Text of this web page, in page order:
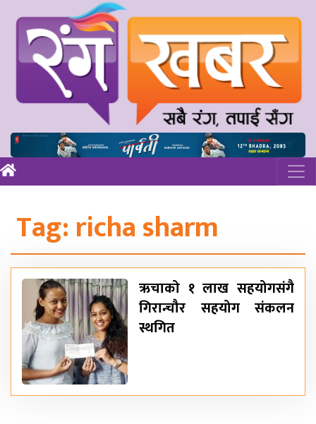
Tag:richa sharm
ऋचाको १ लाख सहयोगसंगै
गिरान्चौर सहयोग संकलन
स्थगित